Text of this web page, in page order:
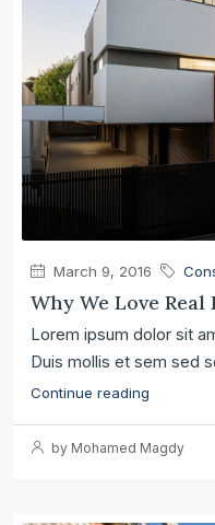
March 9, 2016
Why We Love Real
Lorem ipsum dolor sit
Duis mollis et sem sed
Continue reading
by Mohamed Magdy